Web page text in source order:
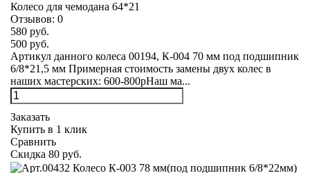
Колесо для чемодана 64*21
Отзывов: 0
580 руб.
500 руб.
Артикул данного колеса 00194, К-004 70 мм под подшипник
6/8*21,5 мм Примерная стоимость замены двух колес в
наших мастерских: 600-800рНаш ма...
Заказать
Купить в 1 клик
Сравнить
Скидка 80 руб.